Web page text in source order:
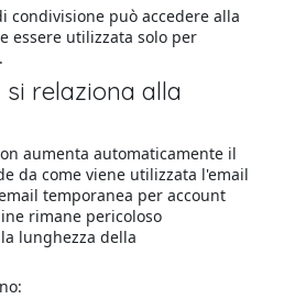
condivisione può accedere alla
essere utilizzata solo per
relaziona alla
aumenta automaticamente il
da come viene utilizzata l'email
temporanea per account
rimane pericoloso
lunghezza della